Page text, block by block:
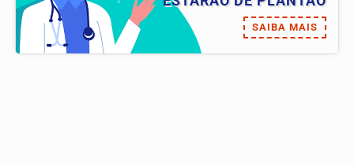
SAIBA MAIS